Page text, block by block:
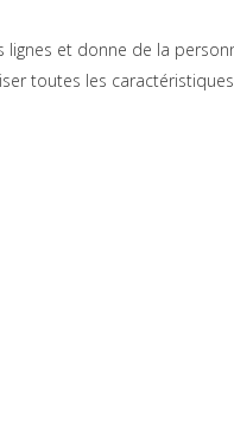
lignes et donne de la
toutes les